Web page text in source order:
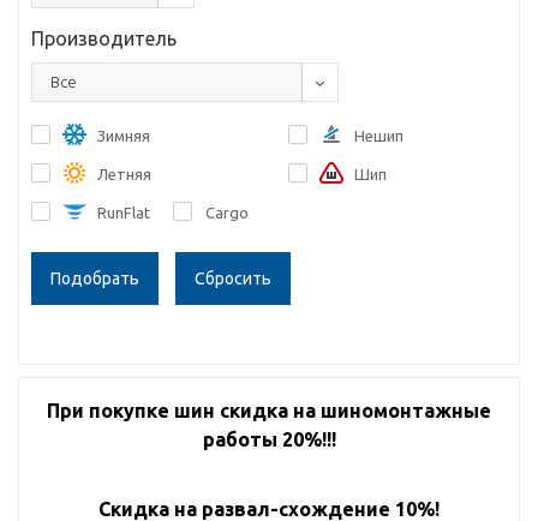
Производитель
Все
Зимняя
Летняя
RunFlat Cargo
Нешип
Шип
Сбросить
При покупке шин скидка на шиномонтажные
работы 20%!!!
Скидка на развал-схождение 10%!